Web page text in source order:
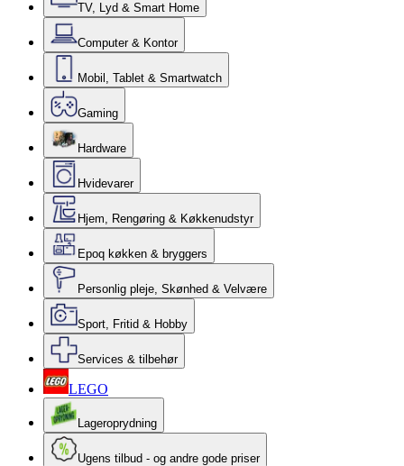
TV, Lyd & Smart Home
Computer & Kontor
Mobil, Tablet & Smartwatch
Gaming
Hardware
Hvidevarer
Hjem, Rengøring & Køkkenudstyr
Epoq køkken & bryggers
Personlig pleje, Skønhed & Velvære
Sport, Fritid & Hobby
Services & tilbehør
LEGO
Lageroprydning
Ugens tilbud - og andre gode priser